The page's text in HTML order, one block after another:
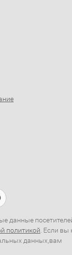
данные
политикой . Если вы
данных,вам